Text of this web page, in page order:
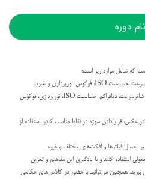
دوره
که شامل موارد زیر است:
۲. استفاده از دوربین و تنظیمات آن: شامل نحوه تنظیم شاتر‌سرعت، دیافراگم، حساسیت ISO، نورپردازی، فوکوس
عکس، قرار دادن سوژه در نقاط مناسب کادر، استفاده از
استفاده کنید و با یادگیری این مفاهیم و تمرین
ببرید. همچنین می‌توانید با حضور در کلاس‌های عکاسی